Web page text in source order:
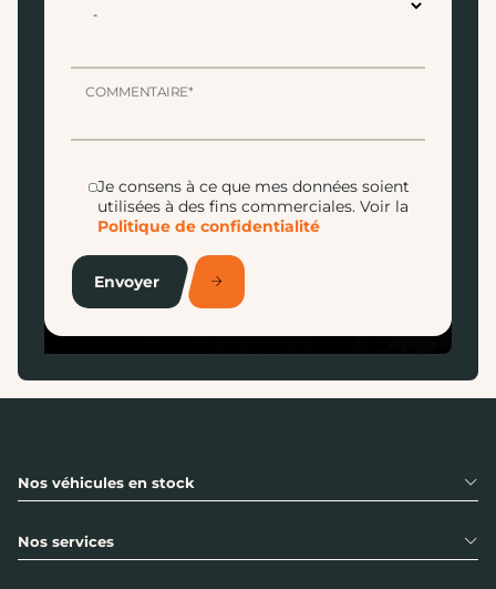
COMMENTAIRE*
Je consens à ce que mes données soient
utilisées à des fins commerciales. Voir la
Politique de confidentialité
Envoyer
Nos véhicules en stock
Nos services